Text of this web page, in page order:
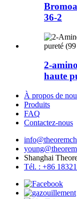
36-2
2-
haute
À propos de
Produits
FAQ
Contactez-nous
Shanghai
Tél. : +86